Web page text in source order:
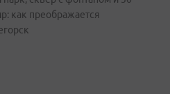
как преображается